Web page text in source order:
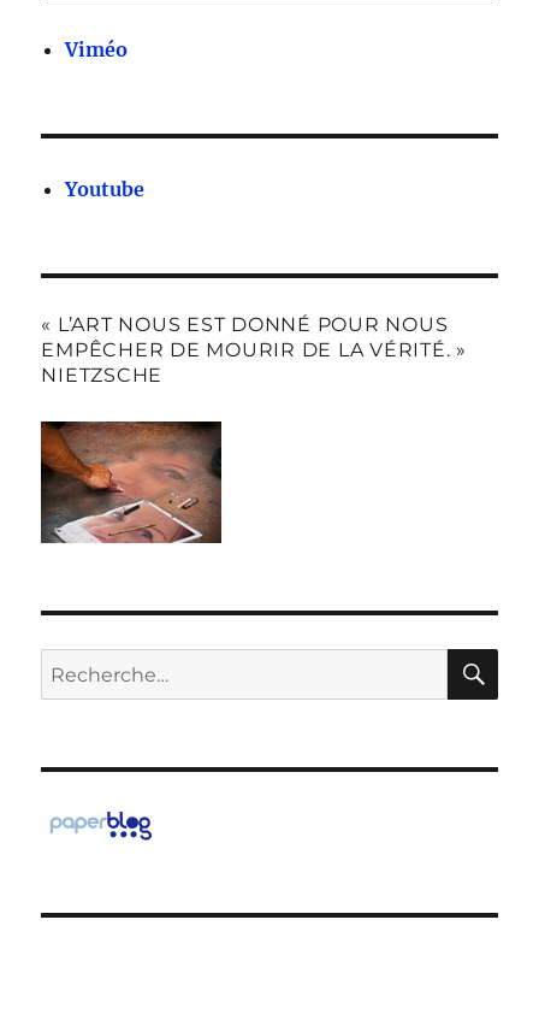
Viméo
Youtube
« L’ART NOUS EST DONNÉ POUR NOUS
EMPÊCHER DE MOURIR DE LA VÉRITÉ. »
NIETZSCHE
Recherche
pour :